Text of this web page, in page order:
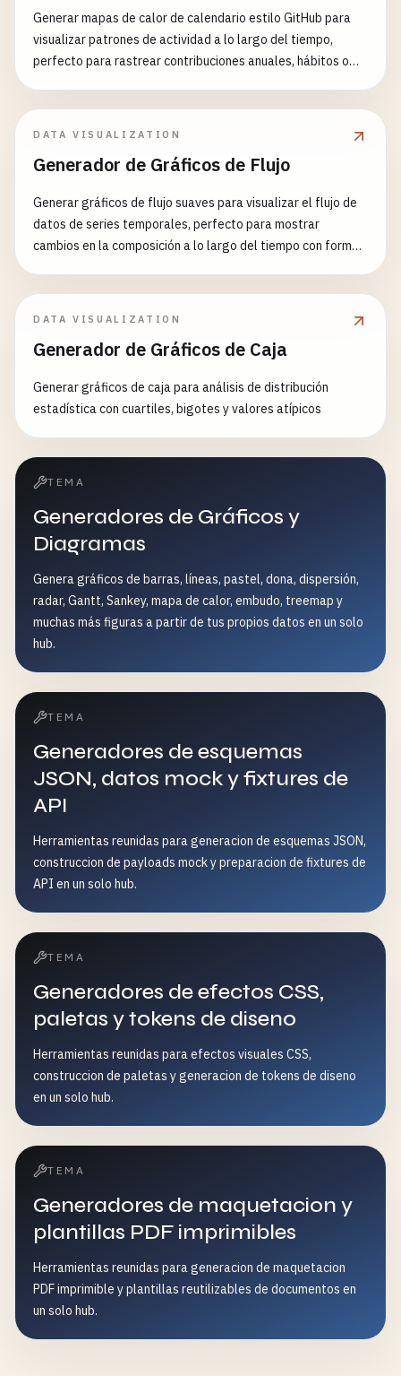
Generar mapas de calor de calendario estilo GitHub para
visualizar patrones de actividad a lo largo del tiempo,
perfecto para rastrear contribuciones anuales, hábitos o
DATA VISUALIZATION
Generador de Gráficos de Flujo
Generar gráficos de flujo suaves para visualizar el flujo de
datos de series temporales, perfecto para mostrar
cambios en la composición a lo largo del tiempo con formas
DATA VISUALIZATION
Generador de Gráficos de Caja
Generar gráficos de caja para análisis de distribución
estadística con cuartiles, bigotes y valores atípicos
TEMA
Generadores de Gráficos y
Diagramas
Genera gráficos de barras, líneas, pastel, dona, dispersión,
radar, Gantt, Sankey, mapa de calor, embudo, treemap y
muchas más figuras a partir de tus propios datos en un solo
hub.
TEMA
Generadores de esquemas
JSON, datos mock y fixtures de
API
Herramientas reunidas para generacion de esquemas JSON,
construccion de payloads mock y preparacion de fixtures de
API en un solo hub.
TEMA
Generadores de efectos CSS,
paletas y tokens de diseno
Herramientas reunidas para efectos visuales CSS,
construccion de paletas y generacion de tokens de diseno
en un solo hub.
TEMA
Generadores de maquetacion y
plantillas PDF imprimibles
Herramientas reunidas para generacion de maquetacion
PDF imprimible y plantillas reutilizables de documentos en
un solo hub.